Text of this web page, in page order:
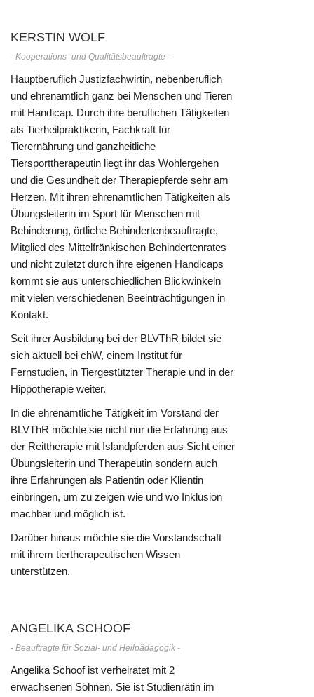
KERSTIN WOLF
- Kooperations- und Qualitätsbeauftragte -
Hauptberuflich Justizfachwirtin, nebenberuflich
und ehrenamtlich ganz bei Menschen und Tieren
mit Handicap. Durch ihre beruflichen Tätigkeiten
als Tierheilpraktikerin, Fachkraft für
Tierernährung und ganzheitliche
Tiersporttherapeutin liegt ihr das Wohlergehen
und die Gesundheit der Therapiepferde sehr am
Herzen. Mit ihren ehrenamtlichen Tätigkeiten als
Übungsleiterin im Sport für Menschen mit
Behinderung, örtliche Behindertenbeauftragte,
Mitglied des Mittelfränkischen Behindertenrates
und nicht zuletzt durch ihre eigenen Handicaps
kommt sie aus unterschiedlichen Blickwinkeln
mit vielen verschiedenen Beeinträchtigungen in
Kontakt.
Seit ihrer Ausbildung bei der BLVThR bildet sie
sich aktuell bei chW, einem Institut für
Fernstudien, in Tiergestützter Therapie und in der
Hippotherapie weiter.
In die ehrenamtliche Tätigkeit im Vorstand der
BLVThR möchte sie nicht nur die Erfahrung aus
der Reittherapie mit Islandpferden aus Sicht einer
Übungsleiterin und Therapeutin sondern auch
ihre Erfahrungen als Patientin oder Klientin
einbringen, um zu zeigen wie und wo Inklusion
machbar und möglich ist.
Darüber hinaus möchte sie die Vorstandschaft
mit ihrem tiertherapeutischen Wissen
unterstützen.
ANGELIKA SCHOOF
- Beauftragte für Sozial- und Heilpädagogik -
Angelika Schoof ist verheiratet mit 2
erwachsenen Söhnen. Sie ist Studienrätin im